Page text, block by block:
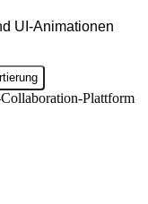
UI-Animationen